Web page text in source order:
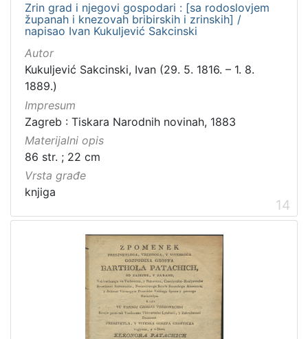
Zrin grad i njegovi gospodari : [sa rodoslovjem
županah i knezovah bribirskih i zrinskih] /
napisao Ivan Kukuljević Sakcinski
Autor
Kukuljević Sakcinski, Ivan (29. 5. 1816. – 1. 8.
1889.)
Impresum
Zagreb : Tiskara Narodnih novinah, 1883
Materijalni opis
86 str. ; 22 cm
Vrsta građe
knjiga
14